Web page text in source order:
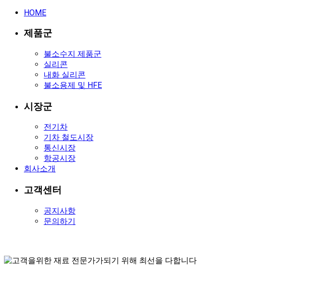
HOME
제품군
불소수지 제품군
실리콘
내화 실리콘
불소용제 및 HFE
시장군
전기차
기차 철도시장
통신시장
항공시장
회사소개
고객센터
공지사항
문의하기